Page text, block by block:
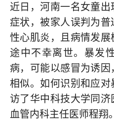
近日，河南一名女童
症状，被家人误判为
性心肌炎，且病情发
途中不幸离世。暴发
病，可能以感冒为诱
相似。如何识别和应
访了华中科技大学同
血管内科主任医师程翔。